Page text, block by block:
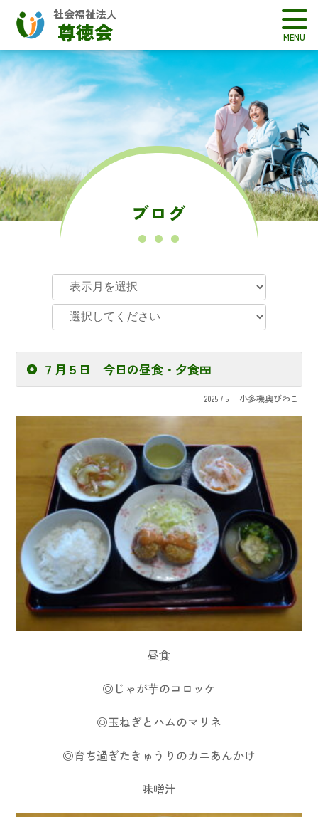
社会福祉法人
尊徳会
ブログ
７月５日 今日の昼食・夕食🍱
2025.7.5 小多機奥びわこ
昼食
◎じゃが芋のコロッケ
◎玉ねぎとハムのマリネ
◎育ち過ぎたきゅうりのカニあんかけ
味噌汁